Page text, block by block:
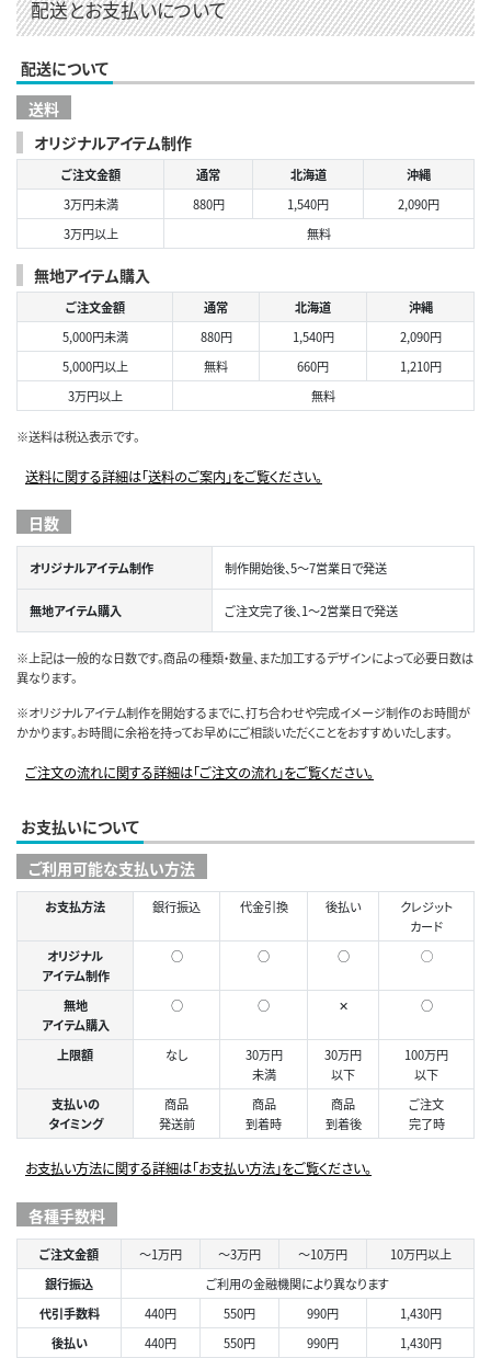
配送とお支払いについて
配送について
送料
オリジナルアイテム制作
ご注文金額 通常 北海道
沖縄
3万円未満
880円 1,540円
2,090円
3万円以上
無料
無地アイテム購入
ご注文金額 通常 北海道
沖縄
5,000円未満
880円 1,540円
2,090円
5,000円以上
無料 660円
1,210円
3万円以上
無料
※送料は税込表示です。
送料に関する詳細は「送料のご案内」をご覧ください。
日数
オリジナルアイテム制作 制作開始後、5～7営業日で発送
無地アイテム購入 ご注文完了後、1～2営業日で発送
※上記は一般的な日数です。商品の種類・数量、また加工するデザインによって必要日数は
異なります。
※オリジナルアイテム制作を開始するまでに、打ち合わせや完成イメージ制作のお時間が
かかります。お時間に余裕を持ってお早めにご相談いただくことをおすすめいたします。
ご注文の流れに関する詳細は「ご注文の流れ」をご覧ください。
お支払いについて
ご利用可能な支払い方法
お支払方法 銀行振込 代金引換 後払い
クレジット
カード
オリジナル
アイテム制作
○ ○ ○ ◯
無地
アイテム購入
○ ○ ✕ ○
上限額 なし
30万円
未満
30万円
以下
100万円
以下
支払いの
タイミング
商品
発送前
商品
到着時
商品
到着後
ご注文
完了時
お支払い方法に関する詳細は「お支払い方法」をご覧ください。
各種手数料
ご注文金額 ～1万円 ～3万円 ～10万円
10万円以上
銀行振込
ご利用の金融機関により異なります
代引手数料
440円 550円 990円
1,430円
後払い
440円 550円 990円 1,430円